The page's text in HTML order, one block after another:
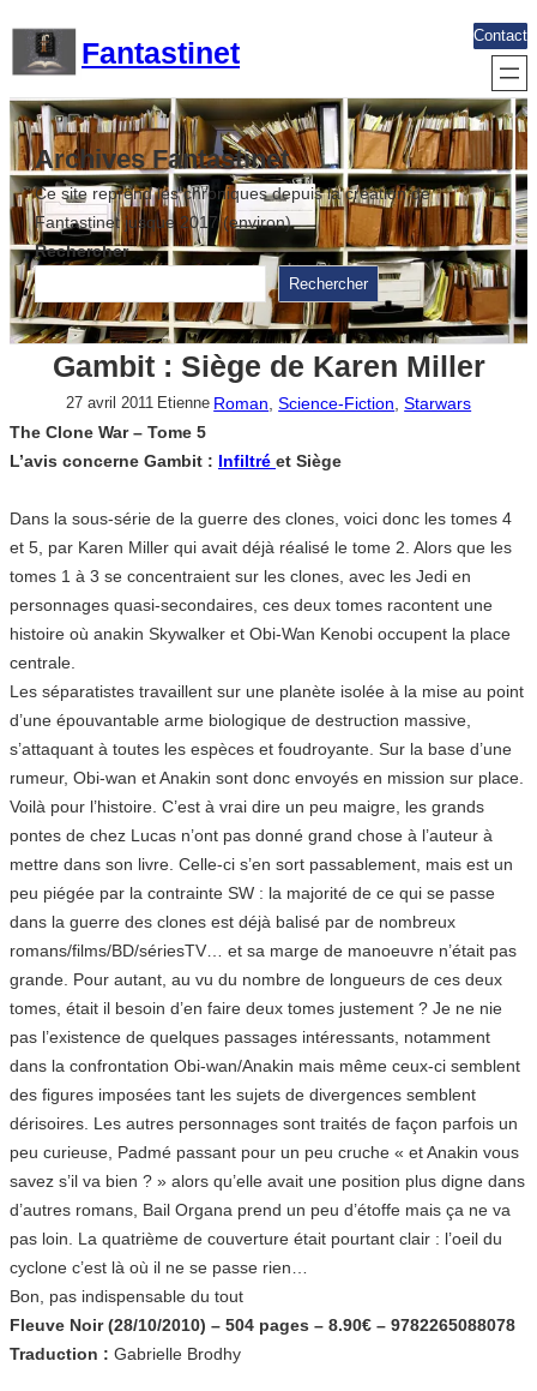
contenu
Fantastinet
Contact
Archives Fantastinet
Ce site reprend les chroniques depuis la création de
Fantastinet jusque 2017 (environ)
Rechercher
Rechercher
Gambit : Siège de Karen Miller
27 avril 2011 Etienne Roman , Science-Fiction , Starwars
The Clone War – Tome 5
L’avis concerne Gambit : Infiltré et Siège
Dans la sous-série de la guerre des clones, voici donc les tomes 4
et 5, par Karen Miller qui avait déjà réalisé le tome 2. Alors que les
tomes 1 à 3 se concentraient sur les clones, avec les Jedi en
personnages quasi-secondaires, ces deux tomes racontent une
histoire où anakin Skywalker et Obi-Wan Kenobi occupent la place
centrale.
Les séparatistes travaillent sur une planète isolée à la mise au point
d’une épouvantable arme biologique de destruction massive,
s’attaquant à toutes les espèces et foudroyante. Sur la base d’une
rumeur, Obi-wan et Anakin sont donc envoyés en mission sur place.
Voilà pour l’histoire. C’est à vrai dire un peu maigre, les grands
pontes de chez Lucas n’ont pas donné grand chose à l’auteur à
mettre dans son livre. Celle-ci s’en sort passablement, mais est un
peu piégée par la contrainte SW : la majorité de ce qui se passe
dans la guerre des clones est déjà balisé par de nombreux
romans/films/BD/sériesTV… et sa marge de manoeuvre n’était pas
grande. Pour autant, au vu du nombre de longueurs de ces deux
tomes, était il besoin d’en faire deux tomes justement ? Je ne nie
pas l’existence de quelques passages intéressants, notamment
dans la confrontation Obi-wan/Anakin mais même ceux-ci semblent
des figures imposées tant les sujets de divergences semblent
dérisoires. Les autres personnages sont traités de façon parfois un
peu curieuse, Padmé passant pour un peu cruche « et Anakin vous
savez s’il va bien ? » alors qu’elle avait une position plus digne dans
d’autres romans, Bail Organa prend un peu d’étoffe mais ça ne va
pas loin. La quatrième de couverture était pourtant clair : l’oeil du
cyclone c’est là où il ne se passe rien…
Bon, pas indispensable du tout
Fleuve Noir (28/10/2010) – 504 pages – 8.90€ – 9782265088078
Traduction : Gabrielle Brodhy